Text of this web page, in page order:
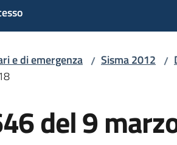
e di emergenza / Sisma 2012 /
del 9